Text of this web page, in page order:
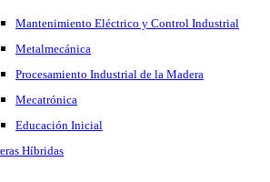
Mantenimiento Eléctrico y Control Industrial
Metalmecánica
Procesamiento Industrial de la Madera
Mecatrónica
Educación Inicial
Híbridas